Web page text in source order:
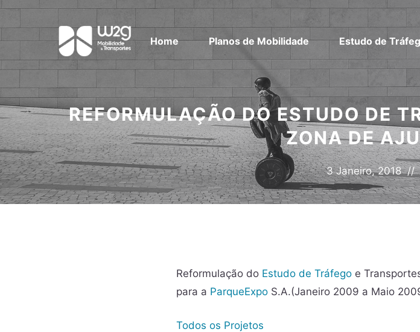
Home Planos de Mobilidade Estudo de
REFORMULAÇÃO DO ESTUDO DE
ZONA DE
3 Janeiro, 2018 //
Reformulação do Estudo de Tráfego e
para a ParqueExpo S.A.(Janeiro 2009 a Maio
Todos os Projetos